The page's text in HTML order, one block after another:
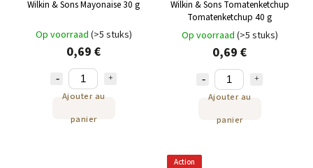
Wilkin & Sons Mayonaise 30 g
Op voorraad (>5 stuks)
0,69 €
Ajouter au
panier
Wilkin & Sons Tomatenketchup
Tomatenketchup 40 g
Op voorraad (>5 stuks)
0,69 €
Ajouter au
panier
Action